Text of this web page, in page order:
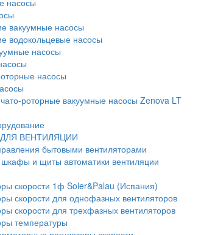
насосы
вакуумные насосы
водокольцевые насосы
насосы
насосы
роторные вакуумные насосы Zenova LT
ВЕНТИЛЯЦИИ
бытовыми вентиляторами
шкафы и щиты автоматики вентиляции
скорости 1ф Soler&Palau (Испания)
скорости для однофазных вентиляторов
скорости для трехфазных вентиляторов
температуры